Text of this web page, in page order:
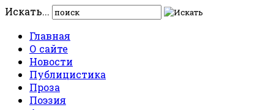
Искать...
Главная
О сайте
Новости
Публицистика
Проза
Поэзия